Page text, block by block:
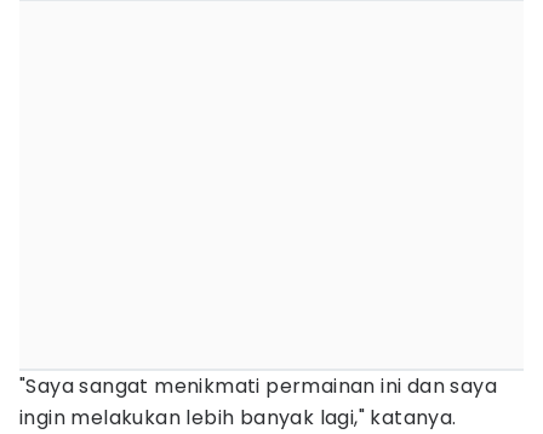
"Saya sangat menikmati permainan ini dan saya
ingin melakukan lebih banyak lagi," katanya.